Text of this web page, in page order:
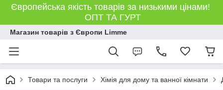
Європейська якість товарів за низькими цінами!
ОПТ ТА ГУРТ
Магазин товарів з Європи Limme
Товари та послуги Хімія для дому та ванної кімнати